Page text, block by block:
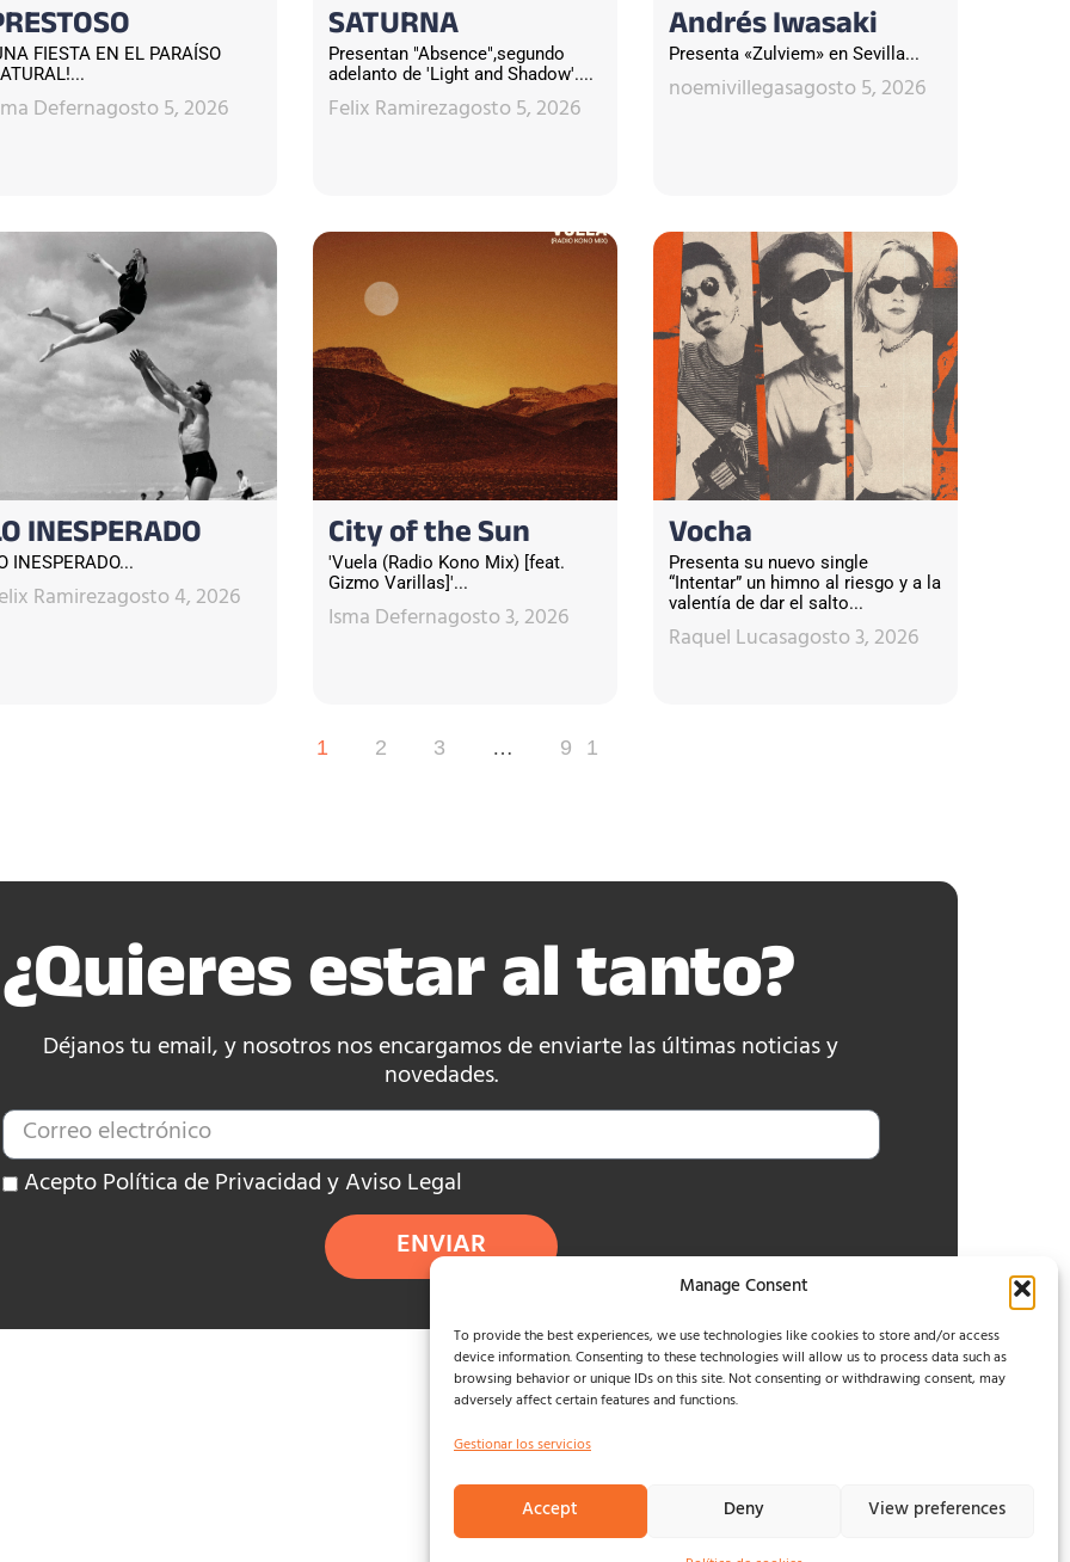
Manage Consent
To provide the best experiences, we use technologies like cookies to store and/or access
device information. Consenting to these technologies will allow us to process data such as
browsing behavior or unique IDs on this site. Not consenting or withdrawing consent, may
adversely affect certain features and functions.
Gestionar los servicios
Accept Deny View preferences
FIESTA EN EL PARAÍSO
Defernagosto 5, 2026
SATURNA
Presentan "Absence",segundo
adelanto de 'Light and Shadow'....
Felix Ramirezagosto 5, 2026
Andrés Iwasaki
Presenta «Zulviem» en Sevilla...
noemivillegasagosto 5, 2026
INESPERADO
INESPERADO...
Ramirezagosto 4, 2026
City of the Sun
'Vuela (Radio Kono Mix) [feat.
Gizmo Varillas]'...
Isma Defernagosto 3, 2026
Vocha
Presenta su nuevo single
“Intentar” un himno al riesgo y a la
valentía de dar el salto...
Raquel Lucasagosto 3, 2026
1 2 3 … 91
¿Quieres estar al tanto?
Déjanos tu email, y nosotros nos encargamos de enviarte las últimas noticias y
novedades.
Acepto Política de Privacidad y Aviso Legal
ENVIAR